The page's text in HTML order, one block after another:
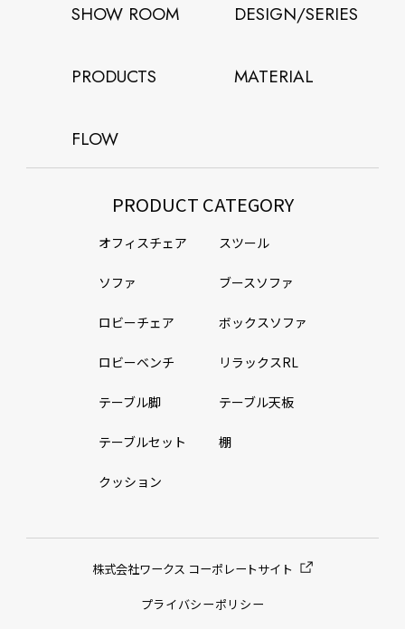
SHOW ROOM DESIGN/SERIES
PRODUCTS MATERIAL
FLOW
PRODUCT CATEGORY
オフィスチェア スツール
ソファ ブースソファ
ロビーチェア ボックスソファ
ロビーベンチ リラックスRL
テーブル脚 テーブル天板
テーブルセット 棚
クッション
株式会社ワークス コーポレートサイト
プライバシーポリシー